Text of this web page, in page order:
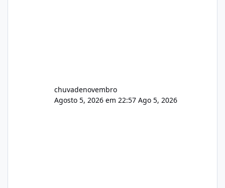
chuvadenovembro
Agosto 5, 2026 em 22:57 Ago 5, 2026